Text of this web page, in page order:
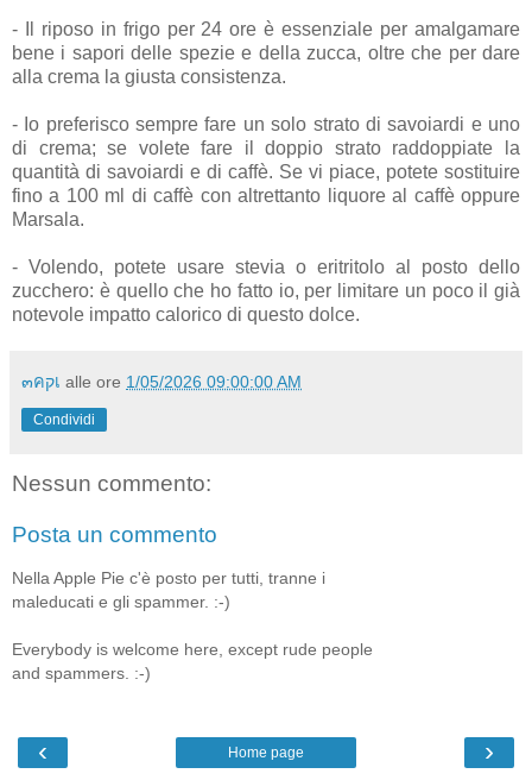
- Il riposo in frigo per 24 ore è essenziale per amalgamare
bene i sapori delle spezie e della zucca, oltre che per dare
alla crema la giusta consistenza.
- Io preferisco sempre fare un solo strato di savoiardi e uno
di crema; se volete fare il doppio strato raddoppiate la
quantità di savoiardi e di caffè. Se vi piace, potete sostituire
fino a 100 ml di caffè con altrettanto liquore al caffè oppure
Marsala.
- Volendo, potete usare stevia o eritritolo al posto dello
zucchero: è quello che ho fatto io, per limitare un poco il già
notevole impatto calorico di questo dolce.
๓คקเ alle ore 1/05/2026 09:00:00 AM
Condividi
Nessun commento:
Posta un commento
Nella Apple Pie c'è posto per tutti, tranne i
maleducati e gli spammer. :-)
Everybody is welcome here, except rude people
and spammers. :-)
‹ ›
Home page